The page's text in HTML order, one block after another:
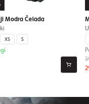
Modra Čelada
XS S